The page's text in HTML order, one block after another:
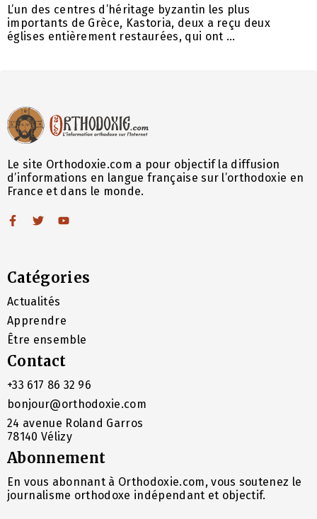
L’un des centres d’héritage byzantin les plus
importants de Grèce, Kastoria, deux a reçu deux
églises entièrement restaurées, qui ont ...
Le site Orthodoxie.com a pour objectif la diffusion
d’informations en langue française sur l’orthodoxie en
France et dans le monde.
Catégories
Actualités
Apprendre
Être ensemble
Contact
+33 617 86 32 96
bonjour@orthodoxie.com
24 avenue Roland Garros
78140 Vélizy
Abonnement
En vous abonnant à Orthodoxie.com, vous soutenez le
journalisme orthodoxe indépendant et objectif.